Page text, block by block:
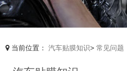
当前位置：汽车贴膜知识>常见问题